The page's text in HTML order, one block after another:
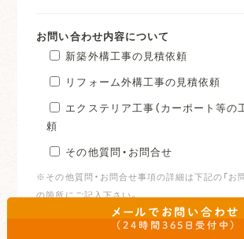
メールでお問い合わせ
（24時間365日受付中）
お問い合わせ内容について
新築外構工事の見積依頼
リフォーム外構工事の見積依頼
エクステリア工事（カーポート等の
頼
その他質問・お問合せ
※その他質問・お問合せ事項の詳細は下記の「お
の箇所にご記入下さい。